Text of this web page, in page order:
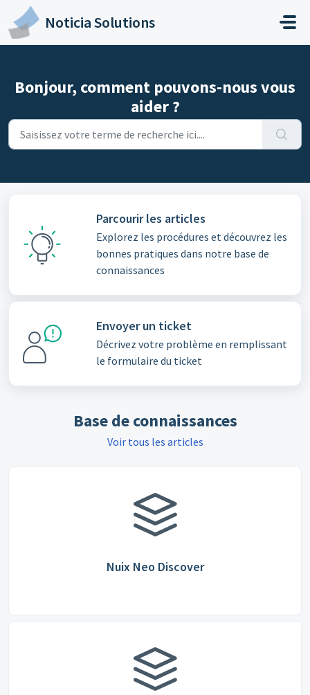
Passer au contenu principal
Noticia Solutions
Bonjour, comment pouvons-nous vous
aider ?
Parcourir les articles
Explorez les procédures et découvrez les
bonnes pratiques dans notre base de
connaissances
Envoyer un ticket
Décrivez votre problème en remplissant
le formulaire du ticket
Base de connaissances
Voir tous les articles
Nuix Neo Discover